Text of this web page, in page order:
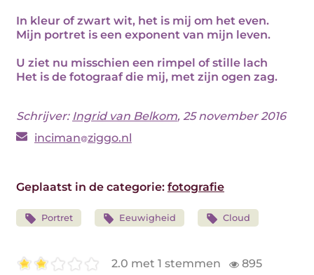
In kleur of zwart wit, het is mij om het even.
Mijn portret is een exponent van mijn leven.
U ziet nu misschien een rimpel of stille lach
Het is de fotograaf die mij, met zijn ogen zag.
Schrijver: Ingrid van Belkom, 25 november 2016
inciman ziggo.nl
Geplaatst in de categorie: fotografie
Portret Eeuwigheid Cloud
2.0 met 1 stemmen 895